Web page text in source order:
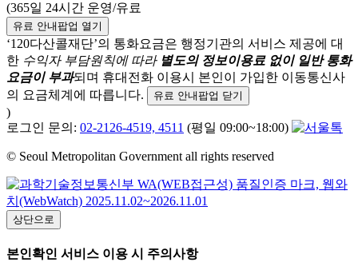
(365일 24시간 운영/유료
유료 안내팝업 열기
‘120다산콜재단’의 통화요금은 행정기관의 서비스 제공에 대
한 수익자 부담원칙에 따라 별도의 정보이용료 없이 일반 통화
요금이 부과되며 휴대전화 이용시 본인이 가입한 이동통신사
의 요금체계에 따릅니다.
유료 안내팝업 닫기
)
로그인 문의: 02-2126-4519, 4511 (평일 09:00~18:00)
© Seoul Metropolitan Government all rights reserved
상단으로
본인확인 서비스 이용 시 주의사항